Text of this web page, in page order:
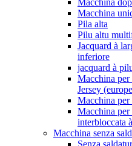
Macchina
Macchina
Pila alta
Pilu altu
Jacquard à
inferiore
jacquard à
Macchina per
Jersey
Macchina
Macchina per
interbloccata
Macchina senza
Senza